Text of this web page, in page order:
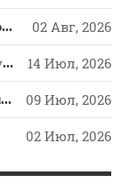
СЛОВО из СЛОВА – «Ищите Господа, призывайте Его» (Исаии 55) 02 Авг, 2026
СЛОВО из СЛОВА – «Испытаем, исследуем пути свои и обратимся к Господу» 14 Июл, 2026
РАЗМЫШЛЕНИЯ: «Божья школа – вся человеческая жизнь» 09 Июл, 2026
02 Июл, 2026